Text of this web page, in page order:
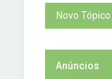
Novo Tópico
Anúncios